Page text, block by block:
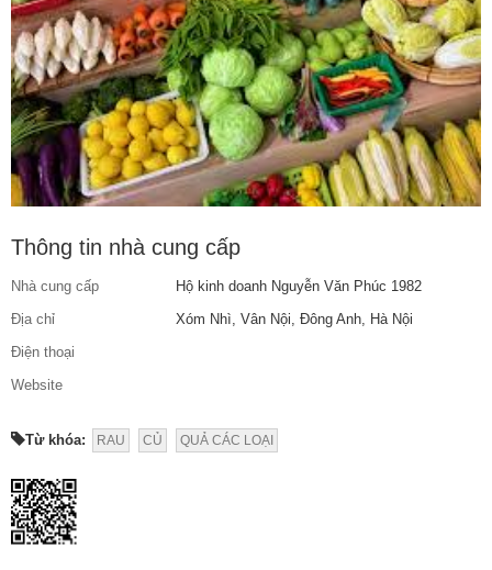
Thông tin nhà cung cấp
Nhà cung cấp
Hộ kinh doanh Nguyễn Văn Phúc 1982
Địa chỉ
Xóm Nhì, Vân Nội, Đông Anh, Hà Nội
Điện thoại
Website
Từ khóa: RAU CỦ QUẢ CÁC LOẠI